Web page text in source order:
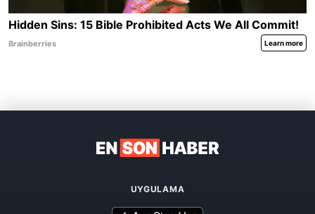
UYGULAMA